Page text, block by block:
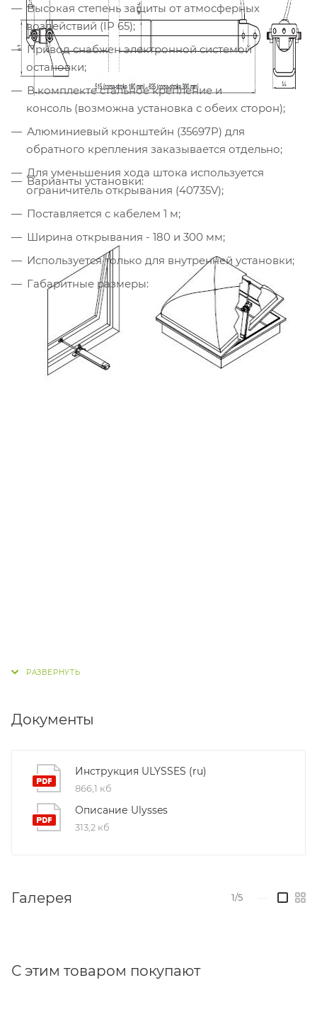
Высокая степень защиты от атмосферных
воздействий (IP 65);
Привод снабжен электронной системой
остановки;
В комплекте стальное крепление и
консоль (возможна установка с обеих сторон);
Алюминиевый кронштейн (35697P) для
обратного крепления заказывается отдельно;
Для уменьшения хода штока используется
ограничитель открывания (40735V);
Поставляется с кабелем 1 м;
Ширина открывания - 180 и 300 мм;
Используется только для внутренней установки;
Габаритные размеры:
Варианты установки:
Документы
Инструкция ULYSSES (ru)
866,1 кб
Описание Ulysses
313,2 кб
Галерея 1/5
С этим товаром покупают